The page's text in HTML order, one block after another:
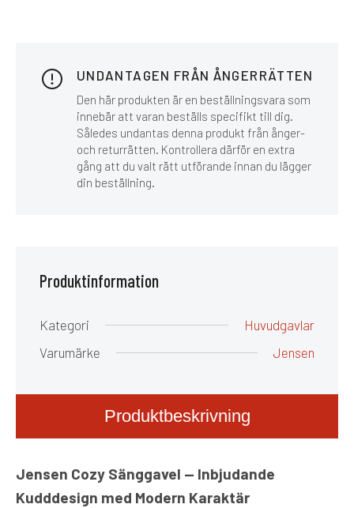
UNDANTAGEN FRÅN ÅNGERRÄTTEN
Den här produkten är en beställningsvara som
innebär att varan beställs specifikt till dig.
Således undantas denna produkt från ånger-
och returrätten. Kontrollera därför en extra
gång att du valt rätt utförande innan du lägger
din beställning.
Produktbeskrivning
Jensen Cozy Sänggavel — Inbjudande
Kudddesign med Modern Karaktär
Produktinformation
Kategori
Huvudgavlar
Varumärke
Jensen